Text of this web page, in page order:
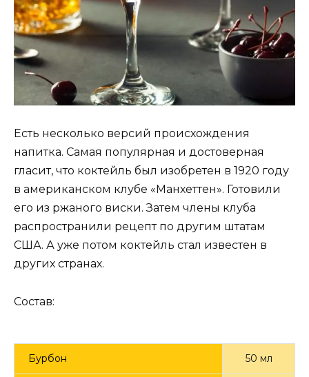
Есть несколько версий происхождения
напитка. Самая популярная и достоверная
гласит, что коктейль был изобретен в 1920 году
в американском клубе «Манхеттен». Готовили
его из ржаного виски. Затем члены клуба
распространили рецепт по другим штатам
США. А уже потом коктейль стал известен в
других странах.
Состав:
Бурбон 50 мл